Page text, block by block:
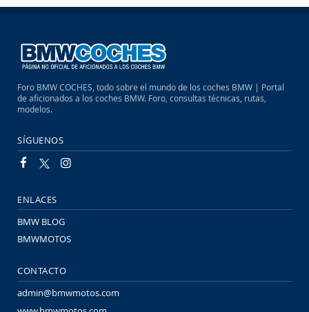
Foro BMW COCHES, todo sobre el mundo de los coches BMW | Portal
de aficionados a los coches BMW. Foro, consultas técnicas, rutas,
modelos.
SÍGUENOS
ENLACES
BMW BLOG
BMWMOTOS
CONTACTO
admin@bmwmotos.com